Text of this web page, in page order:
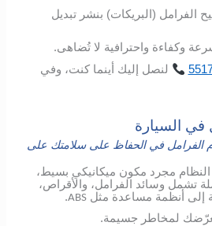
الفرامل (البريكات) بنشر تبديل
وكفاءة واحترافية لا تُضاهى.
لنصل إليك أينما كنت، وفي
في السيارة
الفرامل في الحفاظ على سلامتك على
النظام مجرد مكون ميكانيكي بسيط،
تشمل وسائد الفرامل، والأقراص،
إلى أنظمة مساعدة مثلABS
.
لمخاطر جسيمة.